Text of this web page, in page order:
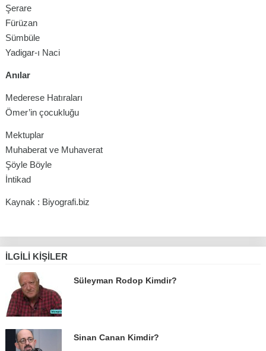
Şerare
Fürüzan
Sümbüle
Yadigar-ı Naci
Anılar
Mederese Hatıraları
Ömer’in çocukluğu
Mektuplar
Muhaberat ve Muhaverat
Şöyle Böyle
İntikad
Kaynak : Biyografi.biz
İLGILI KIŞILER
Süleyman Rodop Kimdir?
Sinan Canan Kimdir?